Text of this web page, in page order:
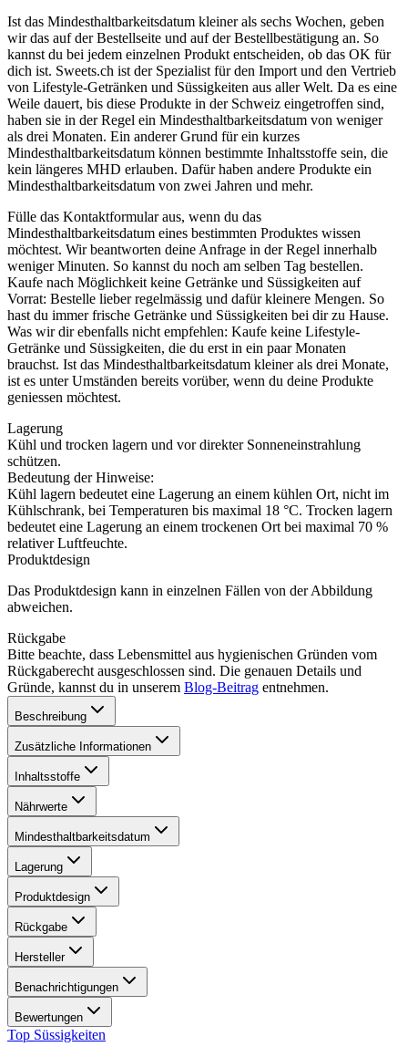
Ist das Mindesthaltbarkeitsdatum kleiner als sechs Wochen, geben
wir das auf der Bestellseite und auf der Bestellbestätigung an. So
kannst du bei jedem einzelnen Produkt entscheiden, ob das OK für
dich ist. Sweets.ch ist der Spezialist für den Import und den Vertrieb
von Lifestyle-Getränken und Süssigkeiten aus aller Welt. Da es eine
Weile dauert, bis diese Produkte in der Schweiz eingetroffen sind,
haben sie in der Regel ein Mindesthaltbarkeitsdatum von weniger
als drei Monaten. Ein anderer Grund für ein kurzes
Mindesthaltbarkeitsdatum können bestimmte Inhaltsstoffe sein, die
kein längeres MHD erlauben. Dafür haben andere Produkte ein
Mindesthaltbarkeitsdatum von zwei Jahren und mehr.
Fülle das Kontaktformular aus, wenn du das
Mindesthaltbarkeitsdatum eines bestimmten Produktes wissen
möchtest. Wir beantworten deine Anfrage in der Regel innerhalb
weniger Minuten. So kannst du noch am selben Tag bestellen.
Kaufe nach Möglichkeit keine Getränke und Süssigkeiten auf
Vorrat: Bestelle lieber regelmässig und dafür kleinere Mengen. So
hast du immer frische Getränke und Süssigkeiten bei dir zu Hause.
Was wir dir ebenfalls nicht empfehlen: Kaufe keine Lifestyle-
Getränke und Süssigkeiten, die du erst in ein paar Monaten
brauchst. Ist das Mindesthaltbarkeitsdatum kleiner als drei Monate,
ist es unter Umständen bereits vorüber, wenn du deine Produkte
geniessen möchtest.
Lagerung
Kühl und trocken lagern und vor direkter Sonneneinstrahlung
schützen.
Bedeutung der Hinweise:
Kühl lagern bedeutet eine Lagerung an einem kühlen Ort, nicht im
Kühlschrank, bei Temperaturen bis maximal 18 °C. Trocken lagern
bedeutet eine Lagerung an einem trockenen Ort bei maximal 70 %
relativer Luftfeuchte.
Produktdesign
Das Produktdesign kann in einzelnen Fällen von der Abbildung
abweichen.
Rückgabe
Bitte beachte, dass Lebensmittel aus hygienischen Gründen vom
Rückgaberecht ausgeschlossen sind. Die genauen Details und
Gründe, kannst du in unserem Blog-Beitrag entnehmen.
Beschreibung
Zusätzliche Informationen
Inhaltsstoffe
Nährwerte
Mindesthaltbarkeitsdatum
Lagerung
Produktdesign
Rückgabe
Hersteller
Benachrichtigungen
Bewertungen
Top Süssigkeiten